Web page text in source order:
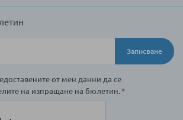
Записване
от мен данни да се
на изпращане на бюлетин.